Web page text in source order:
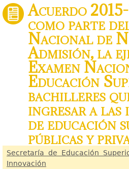
Acuerdo
como parte
Nacional de
Admisión, la
Examen
Educación
bachilleres
ingresar a
de educación
públicas y
Secretaría de Educación
Innovación